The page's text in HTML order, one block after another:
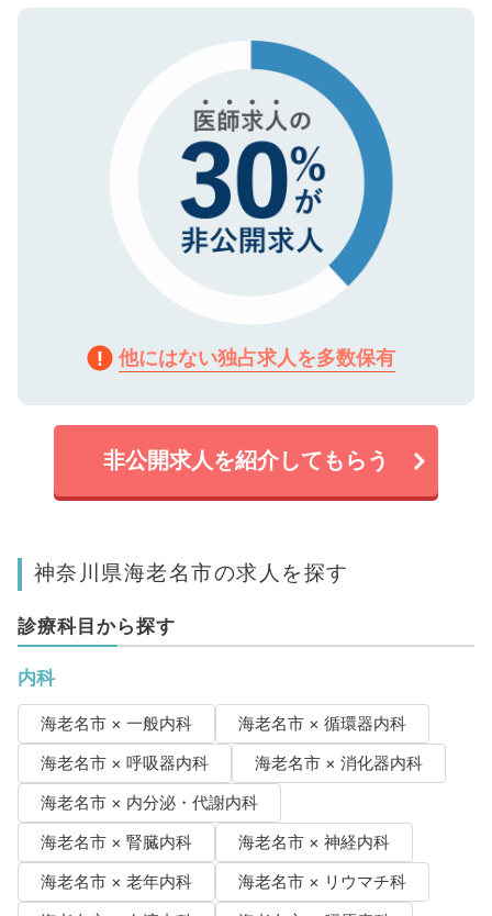
で、機密保持に関してもご安心ください。
ので、まずはご登録ください。
他にはない独占求人を多数保有
非公開求人を紹介してもらう
神奈川県海老名市の求人を探す
診療科目から探す
内科
海老名市 × 一般内科
海老名市 × 循環器内科
海老名市 × 呼吸器内科
海老名市 × 消化器内科
海老名市 × 内分泌・代謝内科
海老名市 × 腎臓内科
海老名市 × 神経内科
海老名市 × 老年内科
海老名市 × リウマチ科